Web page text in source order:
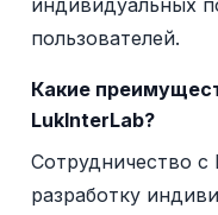
индивидуальных
пользователей.
Какие
LukInterLab?
Сотрудничество с
разработку